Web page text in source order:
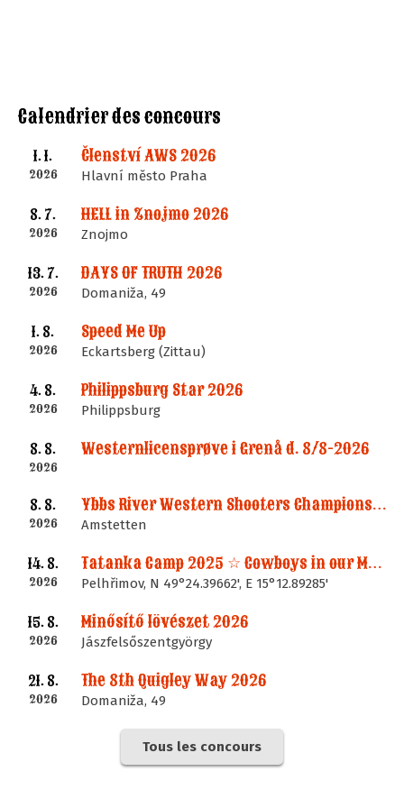
Calendrier des concours
1. 1.
2026
Členství AWS 2026
Hlavní město Praha
8. 7.
2026
HELL in Znojmo 2026
Znojmo
13. 7.
2026
DAYS OF TRUTH 2026
Domaniža, 49
1. 8.
2026
Speed Me Up
Eckartsberg (Zittau)
4. 8.
2026
Philippsburg Star 2026
Philippsburg
8. 8.
2026
Westernlicensprøve i Grenå d. 8/8-2026
8. 8.
2026
Ybbs River Western Shooters Championship 2026 + LM
Amstetten
14. 8.
2026
Tatanka Camp 2025 ☆ Cowboys in our Memories
Pelhřimov, N 49°24.39662', E 15°12.89285'
15. 8.
2026
Minősítő lövészet 2026
Jászfelsőszentgyörgy
21. 8.
2026
The 8th Quigley Way 2026
Domaniža, 49
Tous les concours